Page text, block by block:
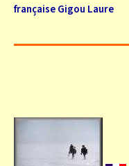
française Gigou Laure